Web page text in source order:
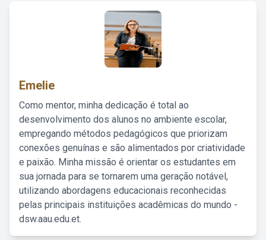
Emelie
Como mentor, minha dedicação é total ao
desenvolvimento dos alunos no ambiente escolar,
empregando métodos pedagógicos que priorizam
conexões genuínas e são alimentados por criatividade
e paixão. Minha missão é orientar os estudantes em
sua jornada para se tornarem uma geração notável,
utilizando abordagens educacionais reconhecidas
pelas principais instituições acadêmicas do mundo -
dsw.aau.edu.et.